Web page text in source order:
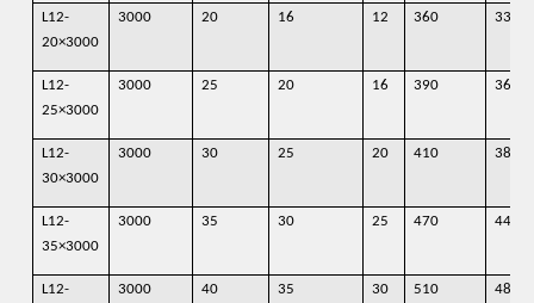
L12-
20×3000
3000 20 16 12 360 330
L12-
25×3000
3000 25 20 16 390 360
L12-
30×3000
3000 30 25 20 410 380
L12-
35×3000
3000 35 30 25 470 440
L12-
3000 40 35 30 510 480